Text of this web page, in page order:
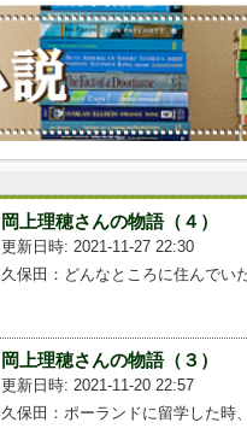
岡上理穂さんの物語（４）
更新日時: 2021-11-27 22:30
久保田：どんなところに住んでい
岡上理穂さんの物語（３）
更新日時: 2021-11-20 22:57
久保田：ポーランドに留学した時